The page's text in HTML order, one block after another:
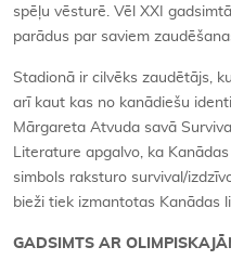
spēļu vēsturē. Vēl XXI
parādus par saviem
Stadionā ir cilvēks zaudētājs,
arī kaut kas no kanādiešu
Mārgareta Atvuda savā
Literature apgalvo, ka
simbols raksturo survival/
bieži tiek izmantotas Kanādas
GADSIMTS AR